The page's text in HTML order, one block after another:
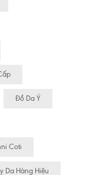
Đồ Da Ý
Coti
Da Hàng Hiệu